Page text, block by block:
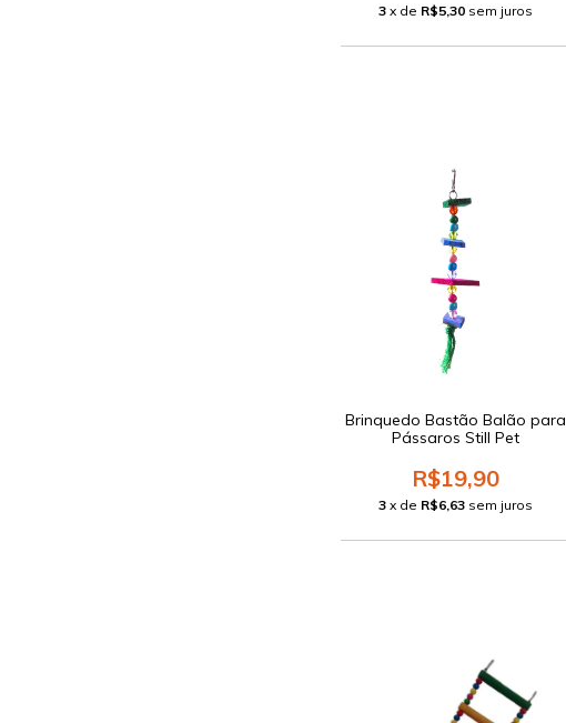
3 x de R$5,30 sem juros
Brinquedo Bastão Balão para
Pássaros Still Pet
R$19,90
3 x de R$6,63 sem juros